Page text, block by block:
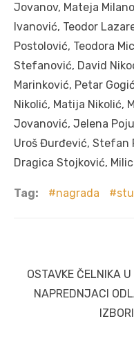
Jovanov, Mateja
Ivanović, Teodor
Postolović, Teodora
Stefanović, David
Marinković, Petar
Nikolić, Matija Nikolić,
Jovanović, Jelena
Uroš Đurđević, Stefan
Dragica Stojković,
Tag: nagrada
navigation
Previous
post:
OSTAVKE ČELNIKA
NAPREDNJACI